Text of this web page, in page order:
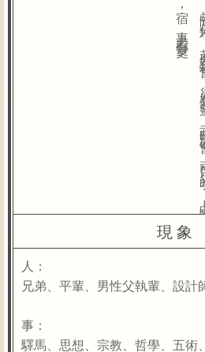
現象
人：
兄弟、平輩、男性父執輩、設計
事：
驛馬、思想、宗教、哲學、五術